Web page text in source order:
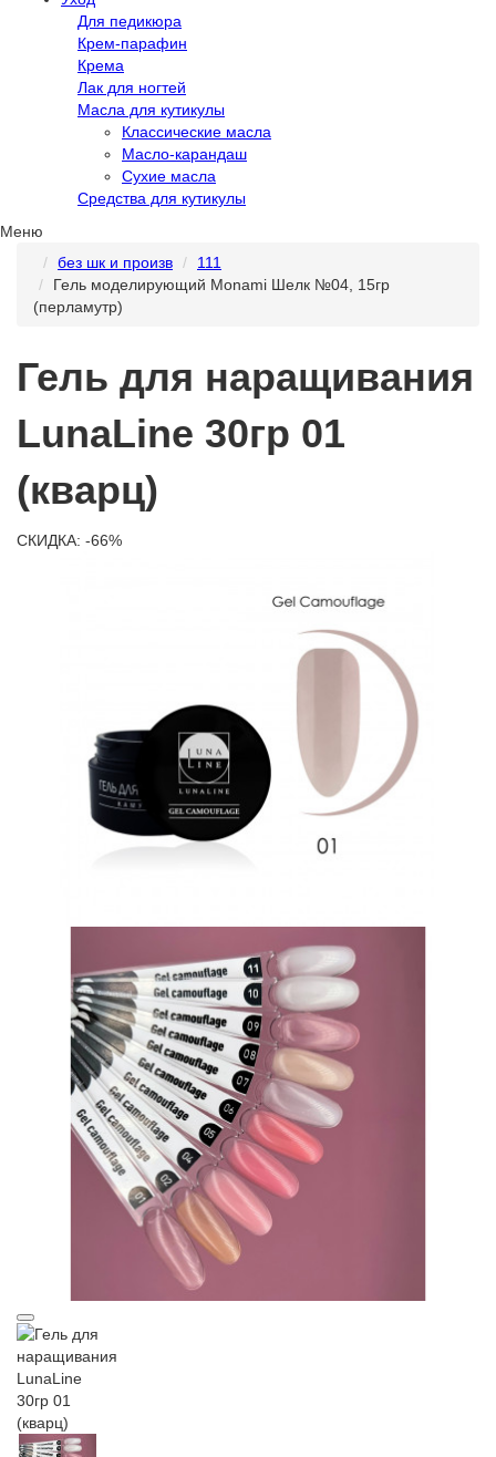
Для педикюра
Крем-парафин
Крема
Лак для ногтей
Масла для кутикулы
Классические масла
Масло-карандаш
Сухие масла
Средства для кутикулы
Меню
без шк и произв
111
Гель моделирующий Monami Шелк №04, 15гр
(перламутр)
Гель для наращивания
LunaLine 30гр 01
(кварц)
СКИДКА: -66%